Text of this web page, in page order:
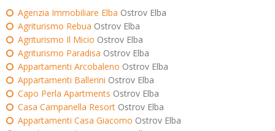
Agenzia Immobiliare Elba Ostrov Elba
Agriturismo Rebua Ostrov Elba
Agriturismo Il Micio Ostrov Elba
Agriturismo Paradisa Ostrov Elba
Appartamenti Arcobaleno Ostrov Elba
Appartamenti Ballerini Ostrov Elba
Capo Perla Apartments Ostrov Elba
Casa Campanella Resort Ostrov Elba
Appartamenti Casa Giacomo Ostrov Elba